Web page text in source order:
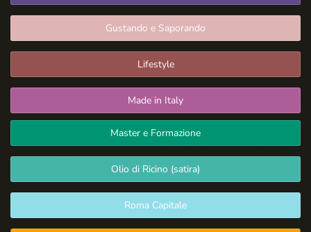
Gustando e Saporando
Lifestyle
Made in Italy
Master e Formazione
Olio di Ricino (satira)
Roma Capitale